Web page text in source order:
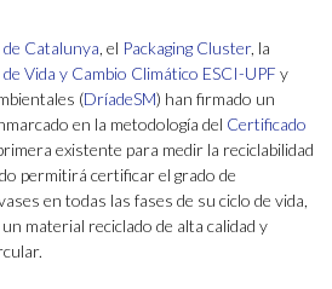
Catalunya, el Packaging Cluster, la
Vida y Cambio Climático ESCI-UPF y
(DríadeSM) han firmado un
en la metodología del Certificado
existente para medir la reciclabilidad
permitirá certificar el grado de
en todas las fases de su ciclo de vida,
material reciclado de alta calidad y